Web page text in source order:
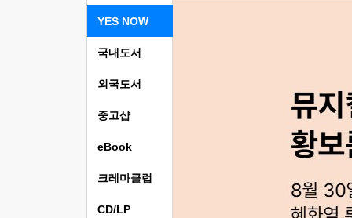
YES NOW
국내도서
외국도서
중고샵
eBook
크레마클럽
CD/LP